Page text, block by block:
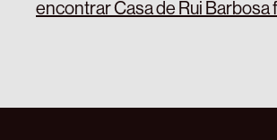
encontrar Casa de Rui Barbosa